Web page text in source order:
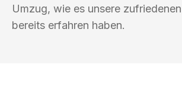
Umzug, wie es unsere
bereits erfahren haben.